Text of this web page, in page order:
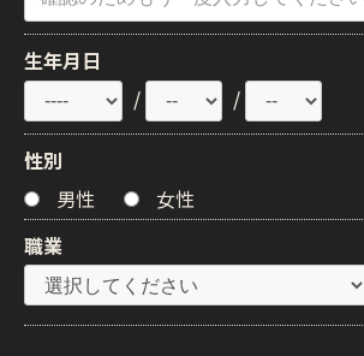
生年月日
/
/
性別
男性
女性
職業